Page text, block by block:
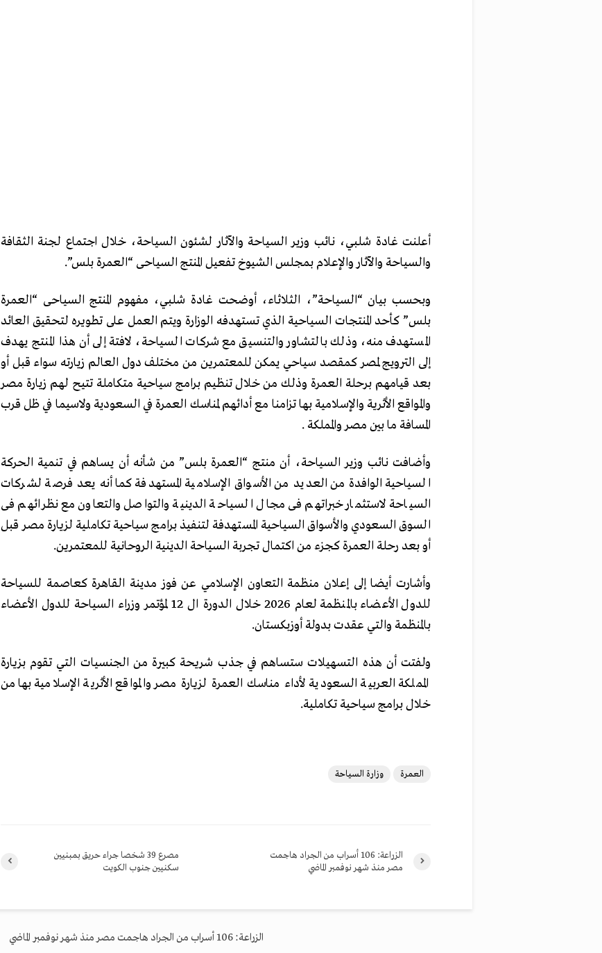
أعلنت غادة شلبي، نائب وزير السياحة والآثار لشئون السياحة، خلال اجتماع لجنة الثقافة
والسياحة والآثار والإعلام بمجلس الشيوخ تفعيل المنتج السياحى “العمرة بلس”.
وبحسب بيان “السياحة”، الثلاثاء، أوضحت غادة شلبي، مفهوم المنتج السياحى “العمرة
بلس” كأحد المنتجات السياحية الذي تستهدفه الوزارة ويتم العمل على تطويره لتحقيق العائد
المستهدف منه، وذلك بالتشاور والتنسيق مع شركات السياحة، لافتة إلى أن هذا المنتج يهدف
إلى الترويج لمصر كمقصد سياحي يمكن للمعتمرين من مختلف دول العالم زيارته سواء قبل أو
بعد قيامهم برحلة العمرة وذلك من خلال تنظيم برامج سياحية متكاملة تتيح لهم زيارة مصر
والمواقع الأثرية والإسلامية بها تزامنا مع أدائهم لمناسك العمرة في السعودية ولاسيما في ظل قرب
المسافة ما بين مصر والمملكة .
وأضافت نائب وزير السياحة، أن منتج “العمرة بلس” من شأنه أن يساهم في تنمية الحركة
السياحية الوافدة من العديد من الأسواق الإسلامية المستهدفة كما أنه يعد فرصة لشركات
السياحة لاستثمار خبراتهم فى مجال السياحة الدينية والتواصل والتعاون مع نظرائهم فى
السوق السعودي والأسواق السياحية المستهدفة لتنفيذ برامج سياحية تكاملية لزيارة مصر قبل
أو بعد رحلة العمرة كجزء من اكتمال تجربة السياحة الدينية الروحانية للمعتمرين.
وأشارت أيضا إلى إعلان منظمة التعاون الإسلامي عن فوز مدينة القاهرة كعاصمة للسياحة
للدول الأعضاء بالمنظمة لعام 2026 خلال الدورة ال 12 لمؤتمر وزراء السياحة للدول الأعضاء
بالمنظمة والتي عقدت بدولة أوزبكستان.
ولفتت أن هذه التسهيلات ستساهم في جذب شريحة كبيرة من الجنسيات التي تقوم بزيارة
المملكة العربية السعودية لأداء مناسك العمرة لزيارة مصر والمواقع الأثرية الإسلامية بها من
خلال برامج سياحية تكاملية.
العمرة وزارة السياحة
مصرع 39 شخصا جراء حريق بمبنيين
سكنيين جنوب الكويت
الزراعة: 106 أسراب من الجراد هاجمت
مصر منذ شهر نوفمبر الماضي
الزراعة: 106 أسراب من الجراد هاجمت مصر منذ شهر نوفمبر الماضي